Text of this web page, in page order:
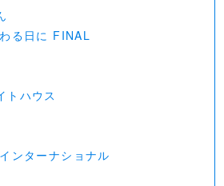
る日に FINAL
トハウス
ンターナショナル